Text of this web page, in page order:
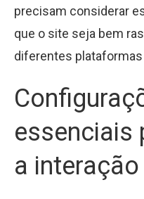
precisam considerar
que o site seja bem
diferentes plataformas
essenciais
a